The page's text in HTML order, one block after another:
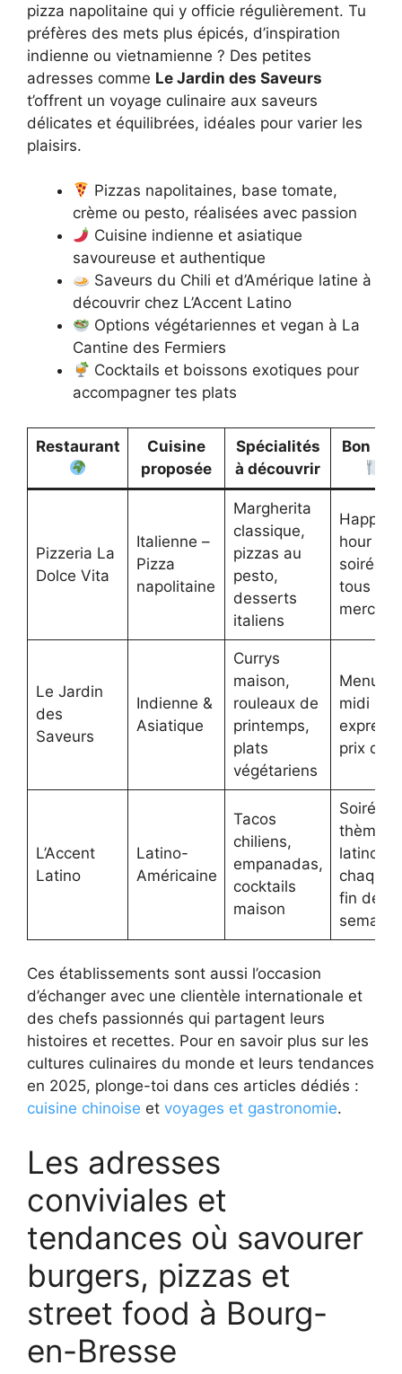
pizza napolitaine qui y officie régulièrement. Tu
préfères des mets plus épicés, d’inspiration
indienne ou vietnamienne ? Des petites
adresses comme Le Jardin des Saveurs
t’offrent un voyage culinaire aux saveurs
délicates et équilibrées, idéales pour varier les
plaisirs.
Pizzas napolitaines, base tomate,
crème ou pesto, réalisées avec passion
Cuisine indienne et asiatique
savoureuse et authentique
Saveurs du Chili et d’Amérique latine à
découvrir chez L’Accent Latino
Options végétariennes et vegan à La
Cantine des Fermiers
Cocktails et boissons exotiques pour
accompagner tes plats
Restaurant
Cuisine
proposée
Spécialités
à découvrir
Bon
Pizzeria La
Dolce Vita
Italienne –
Pizza
napolitaine
Margherita
classique,
pizzas au
pesto,
desserts
italiens
Happy
hour en
soirée
tous les
Le Jardin
des
Saveurs
Indienne &
Asiatique
Currys
maison,
rouleaux de
printemps,
plats
végétariens
Menu
midi
express
prix
L’Accent
Latino
Latino-
Américaine
Tacos
chiliens,
empanadas,
cocktails
maison
Soirées
thème
latino
chaque
fin de
semaine
Ces établissements sont aussi l’occasion
d’échanger avec une clientèle internationale et
des chefs passionnés qui partagent leurs
histoires et recettes. Pour en savoir plus sur les
cultures culinaires du monde et leurs tendances
en 2025, plonge-toi dans ces articles dédiés :
cuisine chinoise et voyages et gastronomie.
Les adresses
conviviales et
tendances où savourer
burgers, pizzas et
street food à Bourg-
en-Bresse